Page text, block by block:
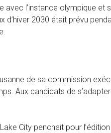
avec l’instance olympique et
2030 était prévu
de sa commission
Aux candidats de
City penchait pour